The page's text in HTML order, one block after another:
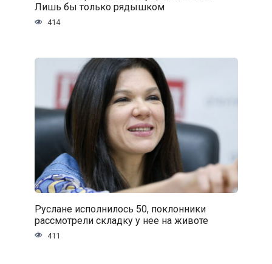
Лишь бы только рядышком
414
Руслане исполнилось 50, поклонники
рассмотрели складку у нее на животе
411